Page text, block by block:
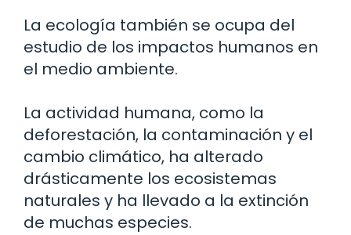
La ecología también se ocupa del
estudio de los impactos humanos en
el medio ambiente.
La actividad humana, como la
deforestación, la contaminación y el
cambio climático, ha alterado
drásticamente los ecosistemas
naturales y ha llevado a la extinción
de muchas especies.